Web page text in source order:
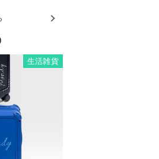
生活雑貨